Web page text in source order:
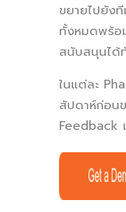
ขยายไปยัง
ทั้งหมดพร้อม
สนับสนุนได้
ในแต่ละ
สัปดาห์ก่อน
Feedback